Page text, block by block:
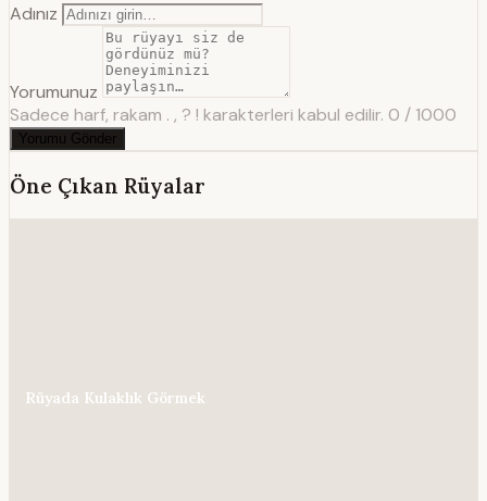
Adınız
Yorumunuz
Sadece harf, rakam . , ? ! karakterleri kabul edilir. 0 / 1000
Yorumu Gönder
Öne Çıkan Rüyalar
Rüyada Kulaklık Görmek